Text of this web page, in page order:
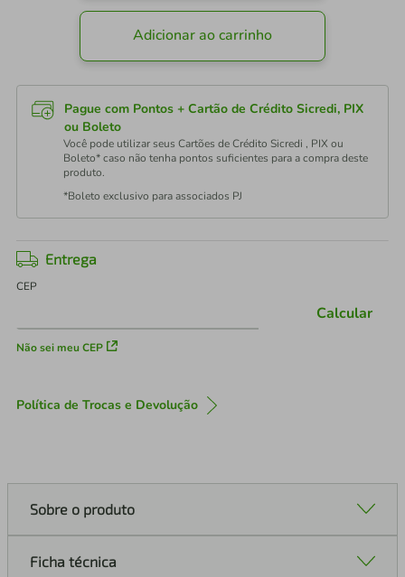
Adicionar ao carrinho
Pague com Pontos + Cartão de Crédito Sicredi, PIX
ou Boleto
Você pode utilizar seus Cartões de Crédito Sicredi , PIX ou
Boleto* caso não tenha pontos suficientes para a compra deste
produto.
*Boleto exclusivo para associados PJ
Entrega
CEP
Não sei meu CEP
Calcular
Política de Trocas e Devolução
Sobre o produto
Ficha técnica